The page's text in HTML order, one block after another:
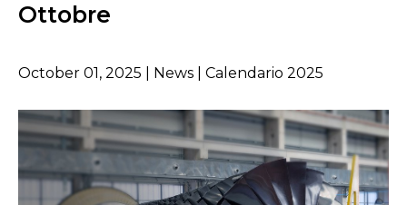
Ottobre
October 01, 2025 | News | Calendario 2025